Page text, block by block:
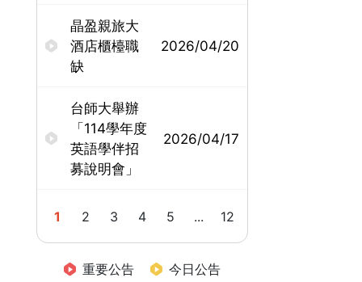
晶盈親旅大
酒店櫃檯職
缺
2026/04/20
台師大舉辦
「114學年度
英語學伴招
募說明會」
2026/04/17
1 2 3 4 5 ... 12
重要公告 今日公告